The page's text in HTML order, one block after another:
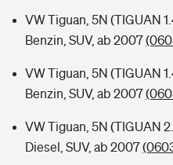
Kinderunfall-Check: Mehr
Typklassen: So ist Ihr Auto
Sie haben Fragen?
VW Tiguan, 5N (TIGUAN
Benzin, SUV, ab 2007
VW Tiguan, 5N (TIGUAN
Benzin, SUV, ab 2007
VW Tiguan, 5N (TIGUAN
Diesel, SUV, ab 2007